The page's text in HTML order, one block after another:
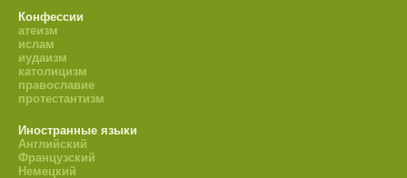
Конфессии
атеизм
ислам
иудаизм
католицизм
православие
протестантизм
Иностранные языки
Английский
Французский
Немецкий